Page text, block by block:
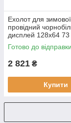
Ехолот для
провідний
дисплей 128x64
Phiradar FD86A
водонепроникний
IPX4
Готово до відправки
2 821 ₴
Купити